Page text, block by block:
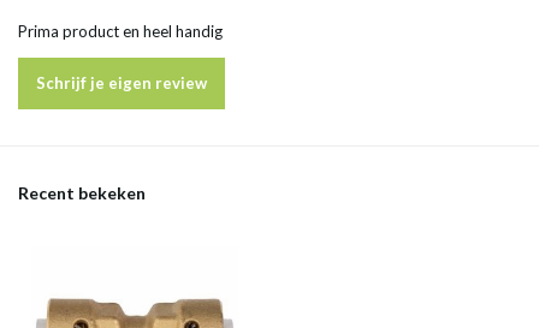
Prima product en heel handig
Schrijf je eigen review
Recent bekeken